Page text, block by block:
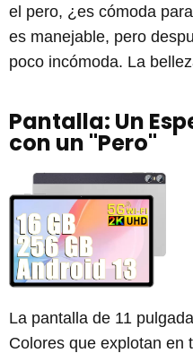
el pero, ¿es cómoda
es manejable, pero
poco incómoda. La
Pantalla: Un
con un "Pero"
La pantalla de 11
Colores que explotan en